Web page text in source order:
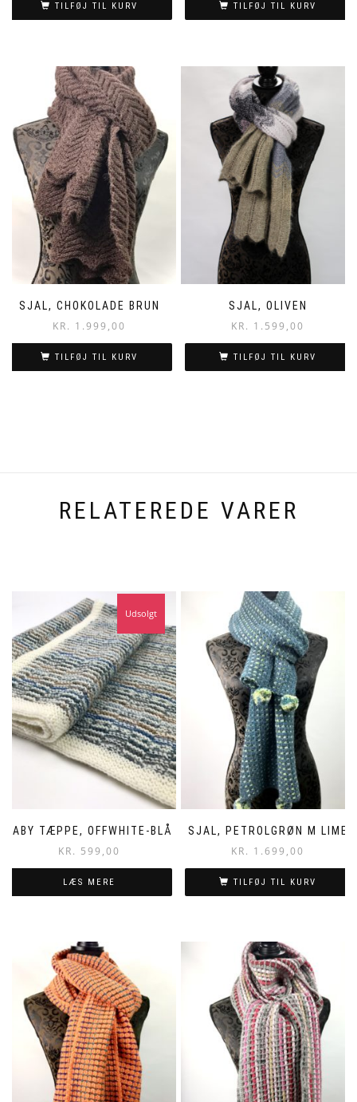
TILFØJ TIL KURV TILFØJ TIL KURV
SJAL, CHOKOLADE BRUN
KR. 1.999,00
TILFØJ TIL KURV
SJAL, OLIVEN
KR. 1.599,00
TILFØJ TIL KURV
RELATEREDE VARER
BABY TÆPPE, OFFWHITE-BLÅ
KR. 599,00
Udsolgt
LÆS MERE
SJAL, PETROLGRØN M LIME
KR. 1.699,00
TILFØJ TIL KURV